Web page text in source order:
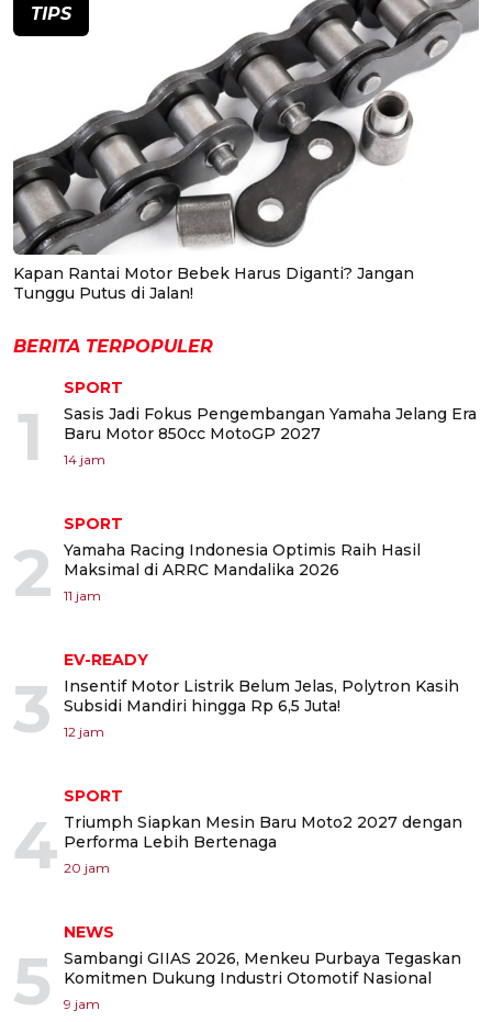
TIPS
Kapan Rantai Motor Bebek Harus Diganti? Jangan
Tunggu Putus di Jalan!
BERITA TERPOPULER
1
SPORT
Sasis Jadi Fokus Pengembangan Yamaha Jelang Era
Baru Motor 850cc MotoGP 2027
14 jam
2
SPORT
Yamaha Racing Indonesia Optimis Raih Hasil
Maksimal di ARRC Mandalika 2026
11 jam
3
EV-READY
Insentif Motor Listrik Belum Jelas, Polytron Kasih
Subsidi Mandiri hingga Rp 6,5 Juta!
12 jam
4
SPORT
Triumph Siapkan Mesin Baru Moto2 2027 dengan
Performa Lebih Bertenaga
20 jam
5
NEWS
Sambangi GIIAS 2026, Menkeu Purbaya Tegaskan
Komitmen Dukung Industri Otomotif Nasional
9 jam